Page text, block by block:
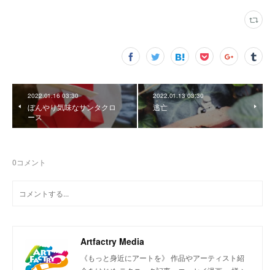
2022.01.16 03:30
ぼんやり気味なサンタクロ
ース
2022.01.13 03:30
逃亡
0コメント
Artfactry Media
《もっと身近にアートを》 作品やアーティスト紹